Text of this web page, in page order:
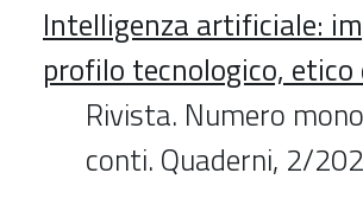
Intelligenza artificiale:
profilo tecnologico,
Rivista. Numero
conti. Quaderni, 2/